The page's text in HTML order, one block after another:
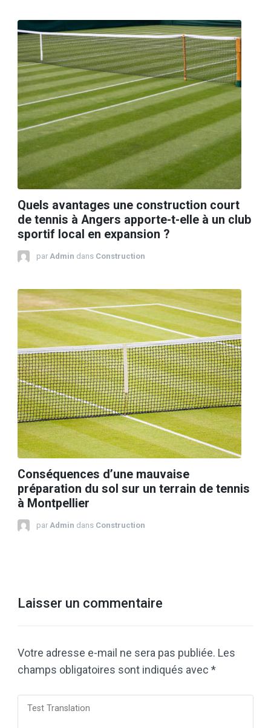
Quels avantages une construction court
de tennis à Angers apporte-t-elle à un club
sportif local en expansion ?
par Admin dans Construction
Conséquences d’une mauvaise
préparation du sol sur un terrain de tennis
à Montpellier
par Admin dans Construction
Laisser un commentaire
Votre adresse e-mail ne sera pas publiée. Les
champs obligatoires sont indiqués avec *